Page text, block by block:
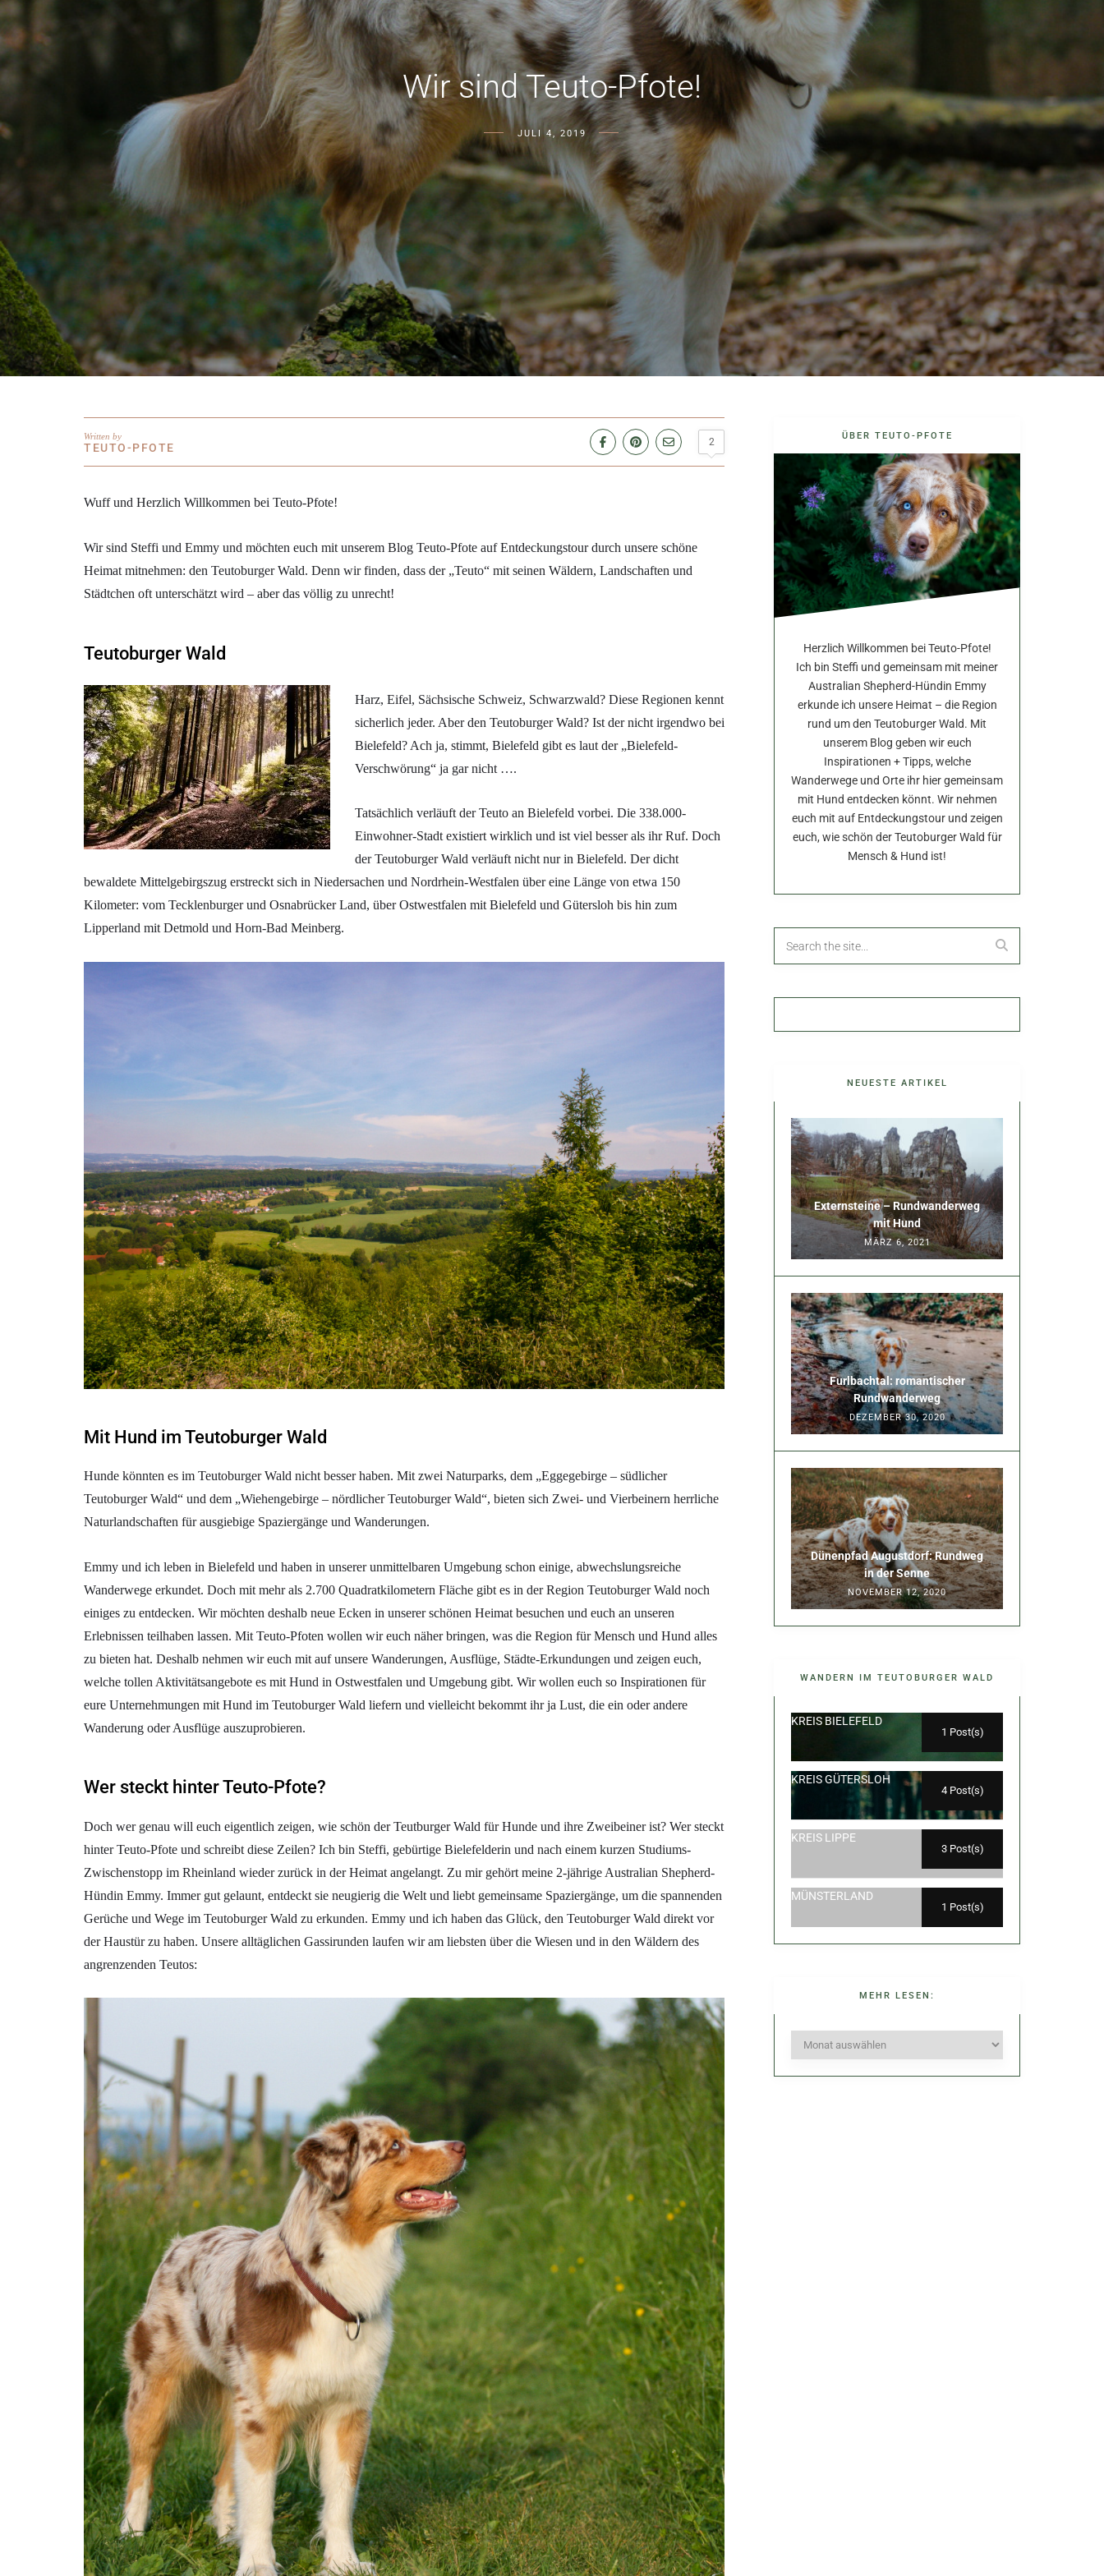
Wir sind Teuto-Pfote!
JULI 4, 2019
Written by
TEUTO-PFOTE 2
Wuff und Herzlich Willkommen bei Teuto-Pfote!
Wir sind Steffi und Emmy und möchten euch mit unserem Blog Teuto-Pfote auf Entdeckungstour durch unsere schöne
Heimat mitnehmen: den Teutoburger Wald. Denn wir finden, dass der „Teuto“ mit seinen Wäldern, Landschaften und
Städtchen oft unterschätzt wird – aber das völlig zu unrecht!
Teutoburger Wald
Harz, Eifel, Sächsische Schweiz, Schwarzwald? Diese Regionen kennt
sicherlich jeder. Aber den Teutoburger Wald? Ist der nicht irgendwo bei
Bielefeld? Ach ja, stimmt, Bielefeld gibt es laut der „Bielefeld-
Verschwörung“ ja gar nicht ….
Tatsächlich verläuft der Teuto an Bielefeld vorbei. Die 338.000-
Einwohner-Stadt existiert wirklich und ist viel besser als ihr Ruf. Doch
der Teutoburger Wald verläuft nicht nur in Bielefeld. Der dicht
bewaldete Mittelgebirgszug erstreckt sich in Niedersachen und Nordrhein-Westfalen über eine Länge von etwa 150
Kilometer: vom Tecklenburger und Osnabrücker Land, über Ostwestfalen mit Bielefeld und Gütersloh bis hin zum
Lipperland mit Detmold und Horn-Bad Meinberg.
Mit Hund im Teutoburger Wald
Hunde könnten es im Teutoburger Wald nicht besser haben. Mit zwei Naturparks, dem „Eggegebirge – südlicher
Teutoburger Wald“ und dem „Wiehengebirge – nördlicher Teutoburger Wald“, bieten sich Zwei- und Vierbeinern herrliche
Naturlandschaften für ausgiebige Spaziergänge und Wanderungen.
Emmy und ich leben in Bielefeld und haben in unserer unmittelbaren Umgebung schon einige, abwechslungsreiche
Wanderwege erkundet. Doch mit mehr als 2.700 Quadratkilometern Fläche gibt es in der Region Teutoburger Wald noch
einiges zu entdecken. Wir möchten deshalb neue Ecken in unserer schönen Heimat besuchen und euch an unseren
Erlebnissen teilhaben lassen. Mit Teuto-Pfoten wollen wir euch näher bringen, was die Region für Mensch und Hund alles
zu bieten hat. Deshalb nehmen wir euch mit auf unsere Wanderungen, Ausflüge, Städte-Erkundungen und zeigen euch,
welche tollen Aktivitätsangebote es mit Hund in Ostwestfalen und Umgebung gibt. Wir wollen euch so Inspirationen für
eure Unternehmungen mit Hund im Teutoburger Wald liefern und vielleicht bekommt ihr ja Lust, die ein oder andere
Wanderung oder Ausflüge auszuprobieren.
Wer steckt hinter Teuto-Pfote?
Doch wer genau will euch eigentlich zeigen, wie schön der Teutburger Wald für Hunde und ihre Zweibeiner ist? Wer steckt
hinter Teuto-Pfote und schreibt diese Zeilen? Ich bin Steffi, gebürtige Bielefelderin und nach einem kurzen Studiums-
Zwischenstopp im Rheinland wieder zurück in der Heimat angelangt. Zu mir gehört meine 2-jährige Australian Shepherd-
Hündin Emmy. Immer gut gelaunt, entdeckt sie neugierig die Welt und liebt gemeinsame Spaziergänge, um die spannenden
Gerüche und Wege im Teutoburger Wald zu erkunden. Emmy und ich haben das Glück, den Teutoburger Wald direkt vor
der Haustür zu haben. Unsere alltäglichen Gassirunden laufen wir am liebsten über die Wiesen und in den Wäldern des
angrenzenden Teutos:
ÜBER TEUTO-PFOTE
Herzlich Willkommen bei Teuto-Pfote!
Ich bin Steffi und gemeinsam mit meiner
Australian Shepherd-Hündin Emmy
erkunde ich unsere Heimat – die Region
rund um den Teutoburger Wald. Mit
unserem Blog geben wir euch
Inspirationen + Tipps, welche
Wanderwege und Orte ihr hier gemeinsam
mit Hund entdecken könnt. Wir nehmen
euch mit auf Entdeckungstour und zeigen
euch, wie schön der Teutoburger Wald für
Mensch & Hund ist!
NEUESTE ARTIKEL
Externsteine – Rundwanderweg
mit Hund
MÄRZ 6, 2021
Furlbachtal: romantischer
Rundwanderweg
DEZEMBER 30, 2020
Dünenpfad Augustdorf: Rundweg
in der Senne
NOVEMBER 12, 2020
WANDERN IM TEUTOBURGER WALD
KREIS BIELEFELD
1 Post(s)
KREIS GÜTERSLOH
4 Post(s)
KREIS LIPPE
3 Post(s)
MÜNSTERLAND
1 Post(s)
MEHR LESEN:
Mehr
lesen: